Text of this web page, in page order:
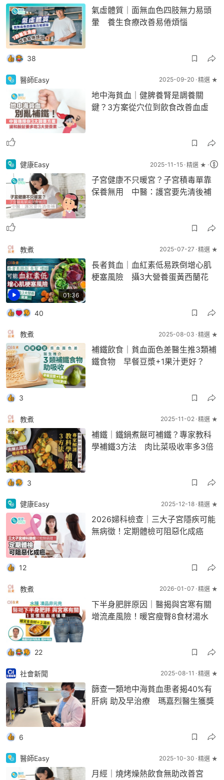
氣虛體質｜面無血色四肢無力易頭
暈 養生食療改善易倦煩惱
38
醫師Easy 2025-09-20 精選 ★
地中海貧血｜健脾養腎是調養關
鍵？3方案從穴位到飲食改善血虛
健康Easy 2025-11-15 精選 ★
子宮健康不只暖宮？子宮積毒單靠
保養無用 中醫：護宮要先清後補
01:36
教煮 2025-07-27 精選 ★
長者貧血｜血紅素低易跌倒增心肌
梗塞風險 攝3大營養蛋黃西蘭花
40
教煮 2025-08-03 精選 ★
補鐵飲食｜貧血面色差醫生推3類補
鐵食物 早餐豆漿+1果汁更好？
3
教煮 2025-11-02 精選 ★
補鐵｜鐵鍋煮餸可補鐵？專家教科
學補鐵3方法 肉比菜吸收率多3倍
3
健康Easy 2025-12-18 精選 ★
2026婦科檢查｜三大子宮隱疾可能
無病徵！定期體檢可阻惡化成癌
12
教煮 2026-01-07 精選 ★
下半身肥胖原因｜醫揭與宮寒有關
增流產風險！暖宮瘦臀8食材湯水
22
社會新聞 2025-08-11 精選 ★
篩查一類地中海貧血患者揭40%有
肝病 助及早治療 瑪嘉烈醫生獲獎
6
醫師Easy 2025-10-30 精選 ★
月經｜燒烤燥熱飲食無助改善宮